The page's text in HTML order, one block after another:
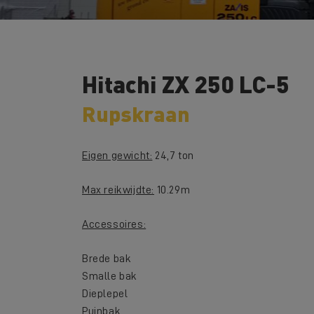
Hitachi ZX 250 LC-5
Rupskraan
Eigen gewicht: 24,7 ton
Max reikwijdte: 10.29m
Accessoires:
Brede bak
Smalle bak
Dieplepel
Puinbak